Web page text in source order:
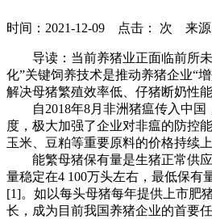
时间：2021-12-09 点击： 次 来源
导读：当前养猪业正面临前所
化”关键饲养技术是推动养猪企业“
解决母猪繁殖效率低、仔猪断奶性
自2018年8月非洲猪瘟传入中
度，极大加强了企业对非瘟的防控
玉米、豆粕等重要原料的价格持续
能繁母猪保有量是生猪正常供
量稳定在4 100万头左右，最低保有
[1]。如以每头母猪每年提供上市肥
长，成为目前我国养猪企业的首要任